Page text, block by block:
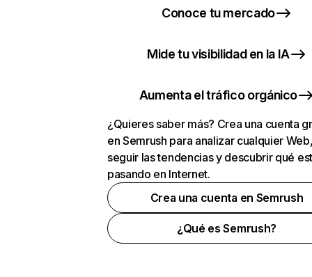
Conoce tu mercado
Mide tu visibilidad en la IA
Aumenta el tráfico orgánico
¿Quieres saber más? Crea una cuenta
en Semrush para analizar cualquier
seguir las tendencias y descubrir qué
pasando en Internet.
Crea una cuenta en Semrush
¿Qué es Semrush?